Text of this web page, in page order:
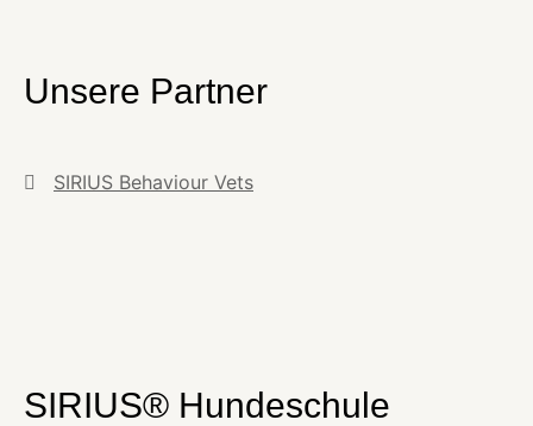
Unsere Partner
SIRIUS Behaviour Vets
SIRIUS® Hundeschule